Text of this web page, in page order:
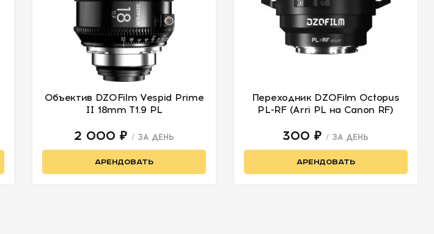
Объектив DZOFilm Vespid Prime
II 18mm T1.9 PL
2 000 ₽ / ЗА ДЕНЬ
АРЕНДОВАТЬ
Переходник DZOFilm Octopus
PL-RF (Arri PL на Canon RF)
300 ₽ / ЗА ДЕНЬ
АРЕНДОВАТЬ